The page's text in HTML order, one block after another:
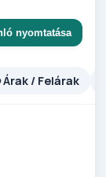
nyomtatása
Árak / Felárak